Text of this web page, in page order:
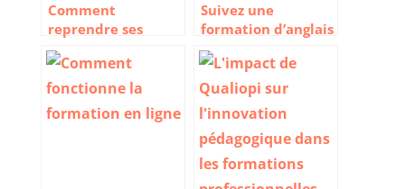
Comment
reprendre ses
études en
travaillant
Suivez une
formation d’anglais
pour booster votre
carrière